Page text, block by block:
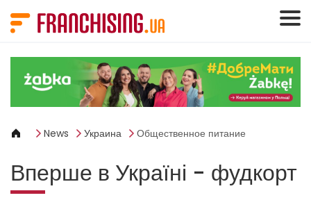
News Украина Общественное питание
Вперше в Україні - фудкорт